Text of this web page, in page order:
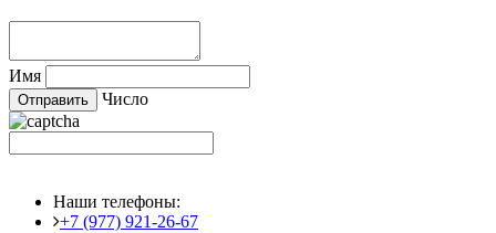
Имя
Число
Наши телефоны:
+7 (977) 921-26-67